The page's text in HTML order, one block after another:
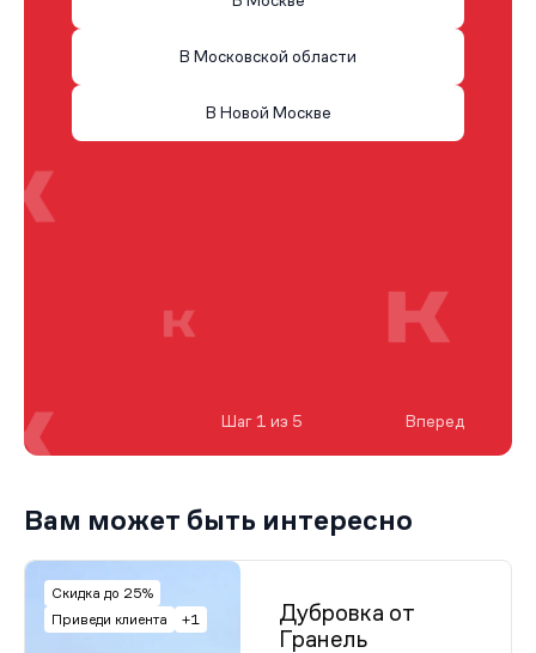
В Московской области
В Новой Москве
Шаг 1 из 5 Вперед
Вам может быть интересно
Скидка до 25%
Приведи клиента
+1
Дубровка от
Гранель